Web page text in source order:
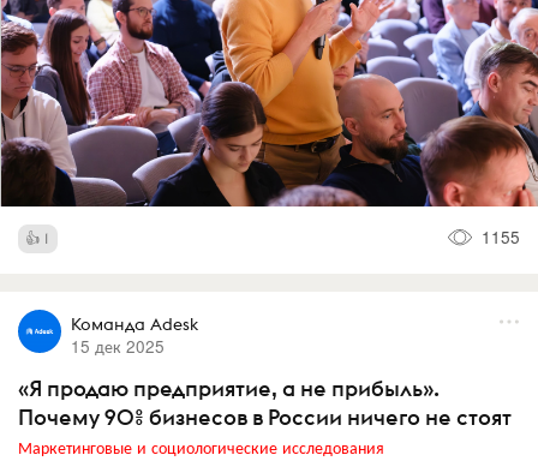
1 1155
Команда Adesk
15 дек 2025
«Я продаю предприятие, а не прибыль».
Почему 90% бизнесов в России ничего не стоят
Маркетинговые и социологические исследования